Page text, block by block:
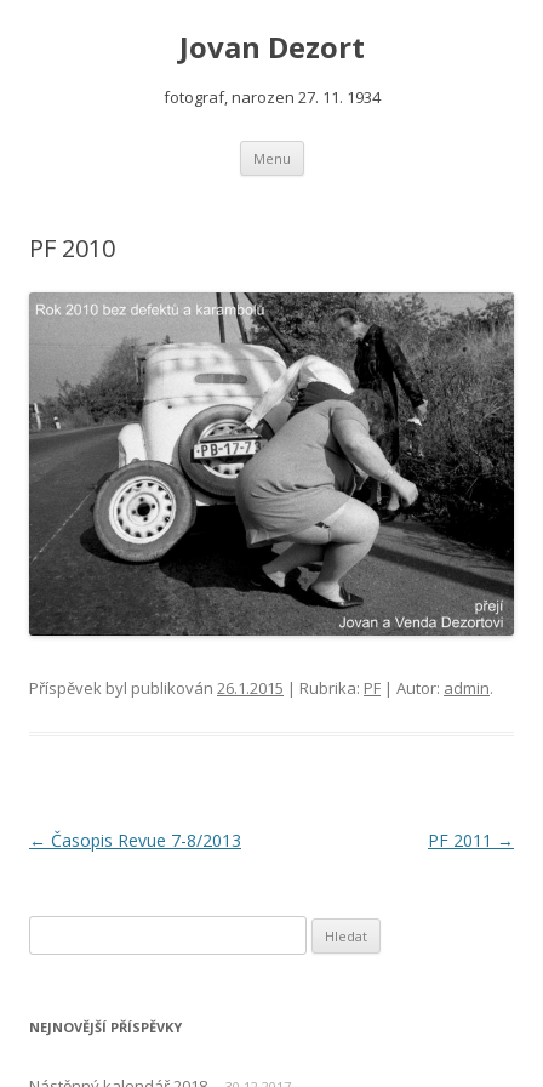
Jovan Dezort
fotograf, narozen 27. 11. 1934
Menu Přejít
obsahu
PF 2010
Příspěvek byl publikován 26.1.2015 | Rubrika: PF | Autor: admin.
Navigace
← Časopis Revue 7-8/2013 PF 2011 →
NEJNOVĚJŠÍ PŘÍSPĚVKY